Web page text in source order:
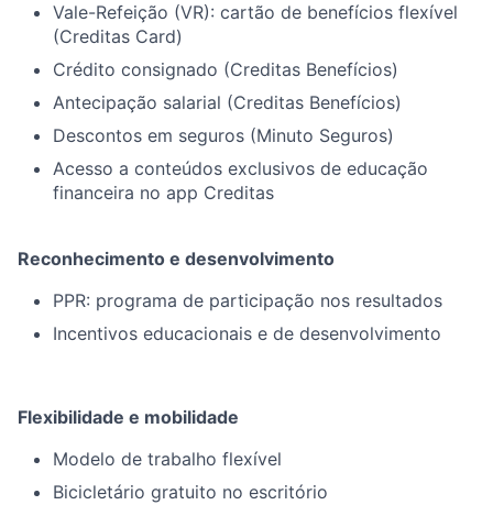
Vale-Refeição (VR): cartão de benefícios flexível
(Creditas Card)
Crédito consignado (Creditas Benefícios)
Antecipação salarial (Creditas Benefícios)
Descontos em seguros (Minuto Seguros)
Acesso a conteúdos exclusivos de educação
financeira no app Creditas
Reconhecimento e desenvolvimento
PPR: programa de participação nos resultados
Incentivos educacionais e de desenvolvimento
Flexibilidade e mobilidade
Modelo de trabalho flexível
Bicicletário gratuito no escritório